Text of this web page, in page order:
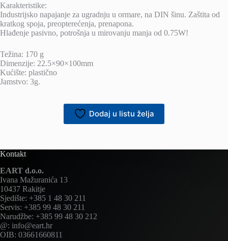
Karakteristike:
Industrijsko napajanje za ugradnju u ormare, na DIN šinu. Zaštita od
kratkog spoja, preopterećenja, prenapona.
Hlađenje pasivno, potrošnja u mirovanju manja od 0.75W!
Težina: 170 g
Dimenzije: 22.5×90×100mm
Kućište: plastično
Jamstvo: 3g.
Dodaj u listu želja
Kontakt
EART d.o.o.
Ivana Mažuranića 13
10437 Rakitje
Sjedište: +385 1 48 30 211
Servis: +385 99 48 30 211
Narudžbe: +385 99 48 30 212
@: info@eart.hr
OIB: 03661660811